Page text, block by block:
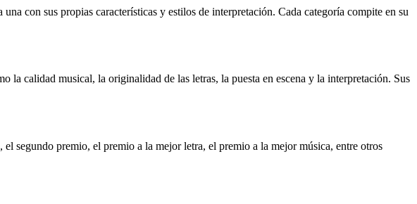
con sus propias características y estilos de interpretación. Cada categoría compite en su
la calidad musical, la originalidad de las letras, la puesta en escena y la interpretación. Sus
segundo premio, el premio a la mejor letra, el premio a la mejor música, entre otros